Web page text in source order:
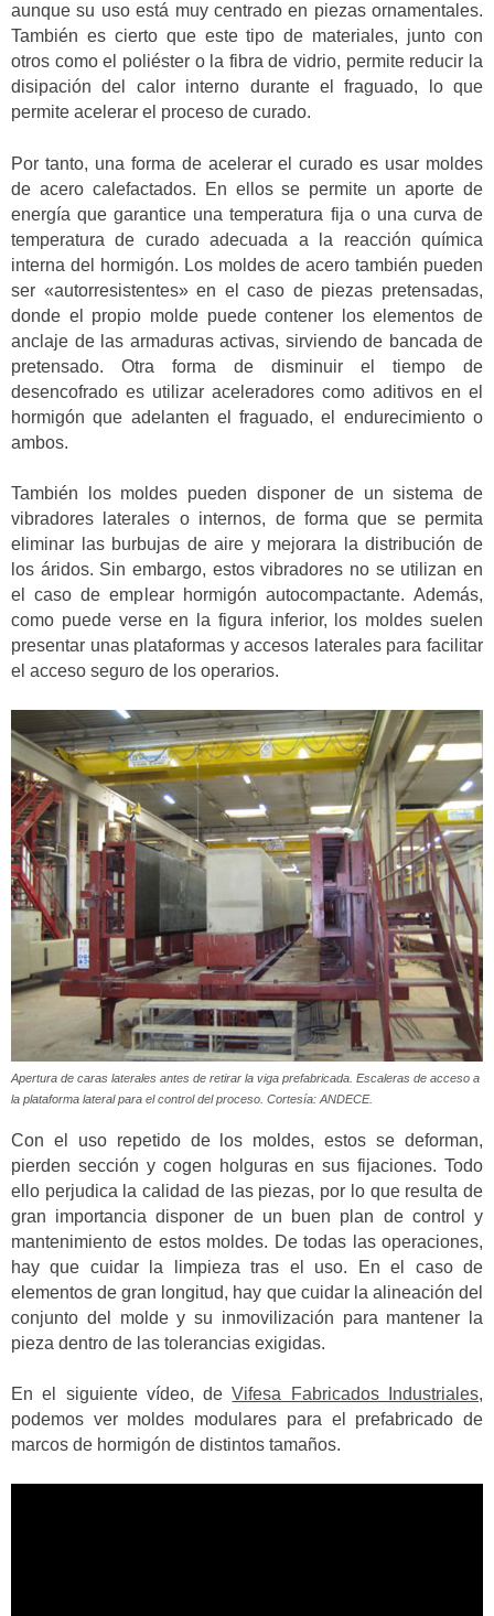
aunque su uso está muy centrado en piezas ornamentales.
También es cierto que este tipo de materiales, junto con
otros como el poliéster o la fibra de vidrio, permite reducir la
disipación del calor interno durante el fraguado, lo que
permite acelerar el proceso de curado.
Por tanto, una forma de acelerar el curado es usar moldes
de acero calefactados. En ellos se permite un aporte de
energía que garantice una temperatura fija o una curva de
temperatura de curado adecuada a la reacción química
interna del hormigón. Los moldes de acero también pueden
ser «autorresistentes» en el caso de piezas pretensadas,
donde el propio molde puede contener los elementos de
anclaje de las armaduras activas, sirviendo de bancada de
pretensado. Otra forma de disminuir el tiempo de
desencofrado es utilizar aceleradores como aditivos en el
hormigón que adelanten el fraguado, el endurecimiento o
ambos.
También los moldes pueden disponer de un sistema de
vibradores laterales o internos, de forma que se permita
eliminar las burbujas de aire y mejorara la distribución de
los áridos. Sin embargo, estos vibradores no se utilizan en
el caso de emplear hormigón autocompactante. Además,
como puede verse en la figura inferior, los moldes suelen
presentar unas plataformas y accesos laterales para facilitar
el acceso seguro de los operarios.
Apertura de caras laterales antes de retirar la viga prefabricada. Escaleras de acceso a
la plataforma lateral para el control del proceso. Cortesía: ANDECE.
Con el uso repetido de los moldes, estos se deforman,
pierden sección y cogen holguras en sus fijaciones. Todo
ello perjudica la calidad de las piezas, por lo que resulta de
gran importancia disponer de un buen plan de control y
mantenimiento de estos moldes. De todas las operaciones,
hay que cuidar la limpieza tras el uso. En el caso de
elementos de gran longitud, hay que cuidar la alineación del
conjunto del molde y su inmovilización para mantener la
pieza dentro de las tolerancias exigidas.
En el siguiente vídeo, deVifesa Fabricados Industriales,
podemos ver moldes modulares para el prefabricado de
marcos de hormigón de distintos tamaños.